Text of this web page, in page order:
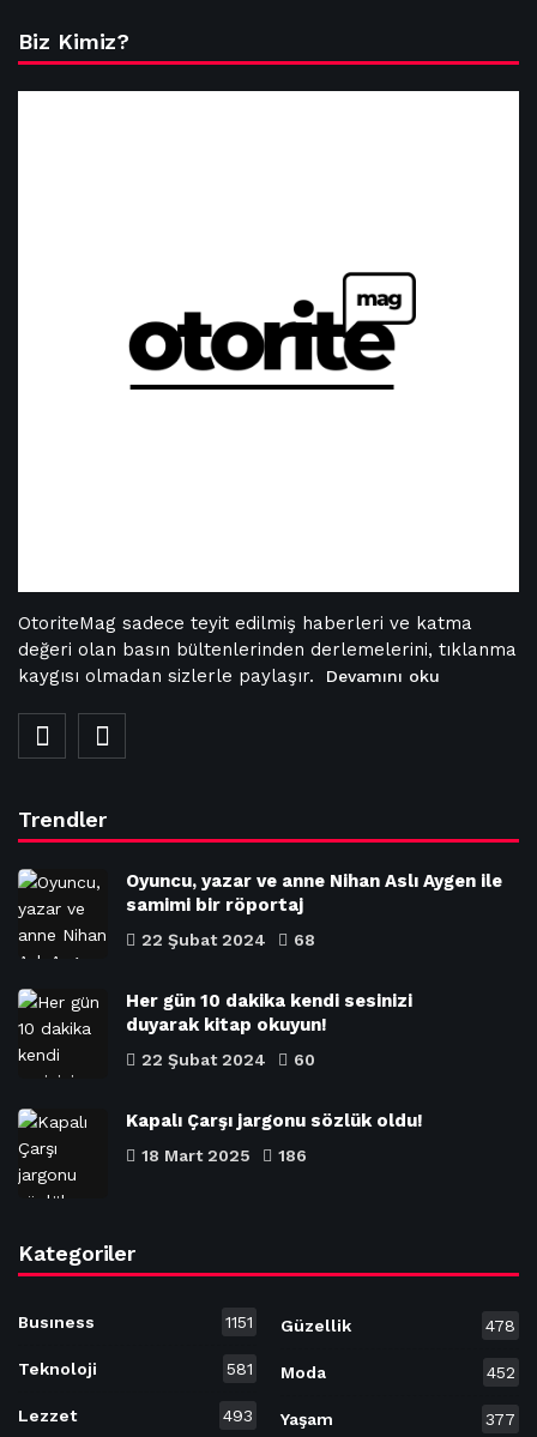
Biz Kimiz?
OtoriteMag sadece teyit edilmiş haberleri ve katma
değeri olan basın bültenlerinden derlemelerini, tıklanma
kaygısı olmadan sizlerle paylaşır.
Devamını oku
Trendler
Oyuncu, yazar ve anne Nihan Aslı Aygen ile
samimi bir röportaj
22 Şubat 2024 68
Her gün 10 dakika kendi sesinizi
duyarak kitap okuyun!
22 Şubat 2024 60
Kapalı Çarşı jargonu sözlük oldu!
18 Mart 2025 186
Kategoriler
Busıness 1151
Teknoloji 581
Lezzet 493
Güzellik 478
Moda 452
Yaşam 377